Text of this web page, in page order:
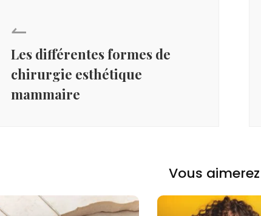
↼
Les différentes formes de
chirurgie esthétique
mammaire
Vous